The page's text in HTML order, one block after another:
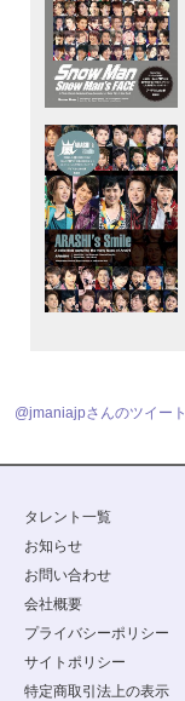
@jmaniajpさんのツイート
タレント一覧
お知らせ
お問い合わせ
会社概要
プライバシーポリシー
サイトポリシー
特定商取引法上の表示